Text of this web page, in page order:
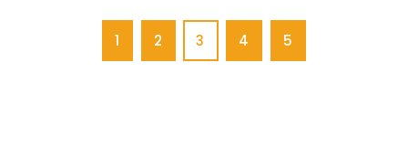
1 2 3 4 5